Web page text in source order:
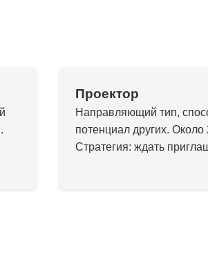
Проектор
Направляющий тип,
потенциал других. Около
Стратегия: ждать